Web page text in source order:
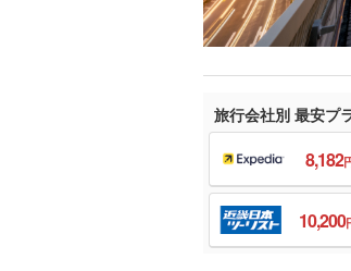
旅行会社別 最安プ
8,182
10,200